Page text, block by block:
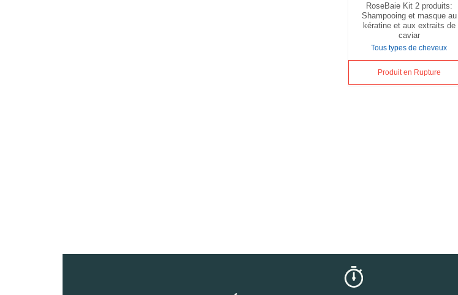
RoseBaie Kit 2 produits:
Shampooing et masque au
kératine et aux extraits de
caviar
Tous types de cheveux
Produit en Rupture